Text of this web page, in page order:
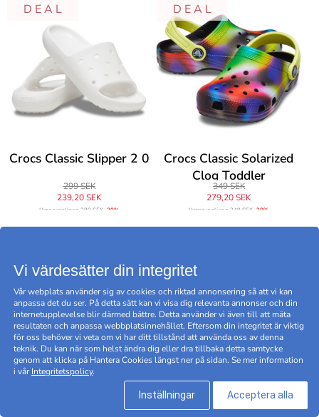
D E A L
Crocs Classic Slipper 2 0
299 SEK
239,20 SEK
Ursprungligen299 SEK -20%
D E A L
Crocs Classic Solarized
Clog Toddler
349 SEK
279,20 SEK
Ursprungligen349 SEK -20%
Crocs Classic Solarized Crocs Classic
Vi värdesätter din integritet
Vår webplats använder sig av cookies och riktad annonsering så att vi kan
anpassa det du ser. På detta sätt kan vi visa dig relevanta annonser och din
internetupplevelse blir därmed bättre. Detta använder vi även till att mäta
resultaten och anpassa webbplatsinnehållet. Eftersom din integritet är viktig
för oss behöver vi veta om vi har ditt tillstånd att använda oss av denna
teknik. Du kan när som helst ändra dig eller dra tillbaka detta samtycke
genom att klicka på Hantera Cookies längst ner på sidan. Se mer information
i vårIntegritetspolicy.
Inställningar Acceptera alla